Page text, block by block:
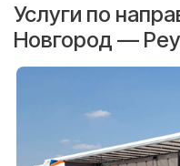
Услуги по
Новгород —